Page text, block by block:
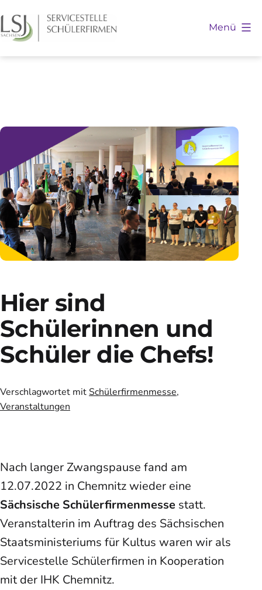
Inhalt
springen
Menü
Hier sind
Schülerinnen und
Schüler die Chefs!
Verschlagwortet mitSchülerfirmenmesse,
Veranstaltungen
Nach langer Zwangspause fand am
12.07.2022 in Chemnitz wieder eine
Sächsische Schülerfirmenmesse statt.
Veranstalterin im Auftrag des Sächsischen
Staatsministeriums für Kultus waren wir als
Servicestelle Schülerfirmen in Kooperation
mit der IHK Chemnitz.